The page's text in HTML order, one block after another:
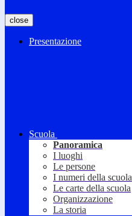
close
Presentazione
Scuola
Panoramica
I luoghi
Le persone
I numeri della scuola
Le carte della scuola
Organizzazione
La storia